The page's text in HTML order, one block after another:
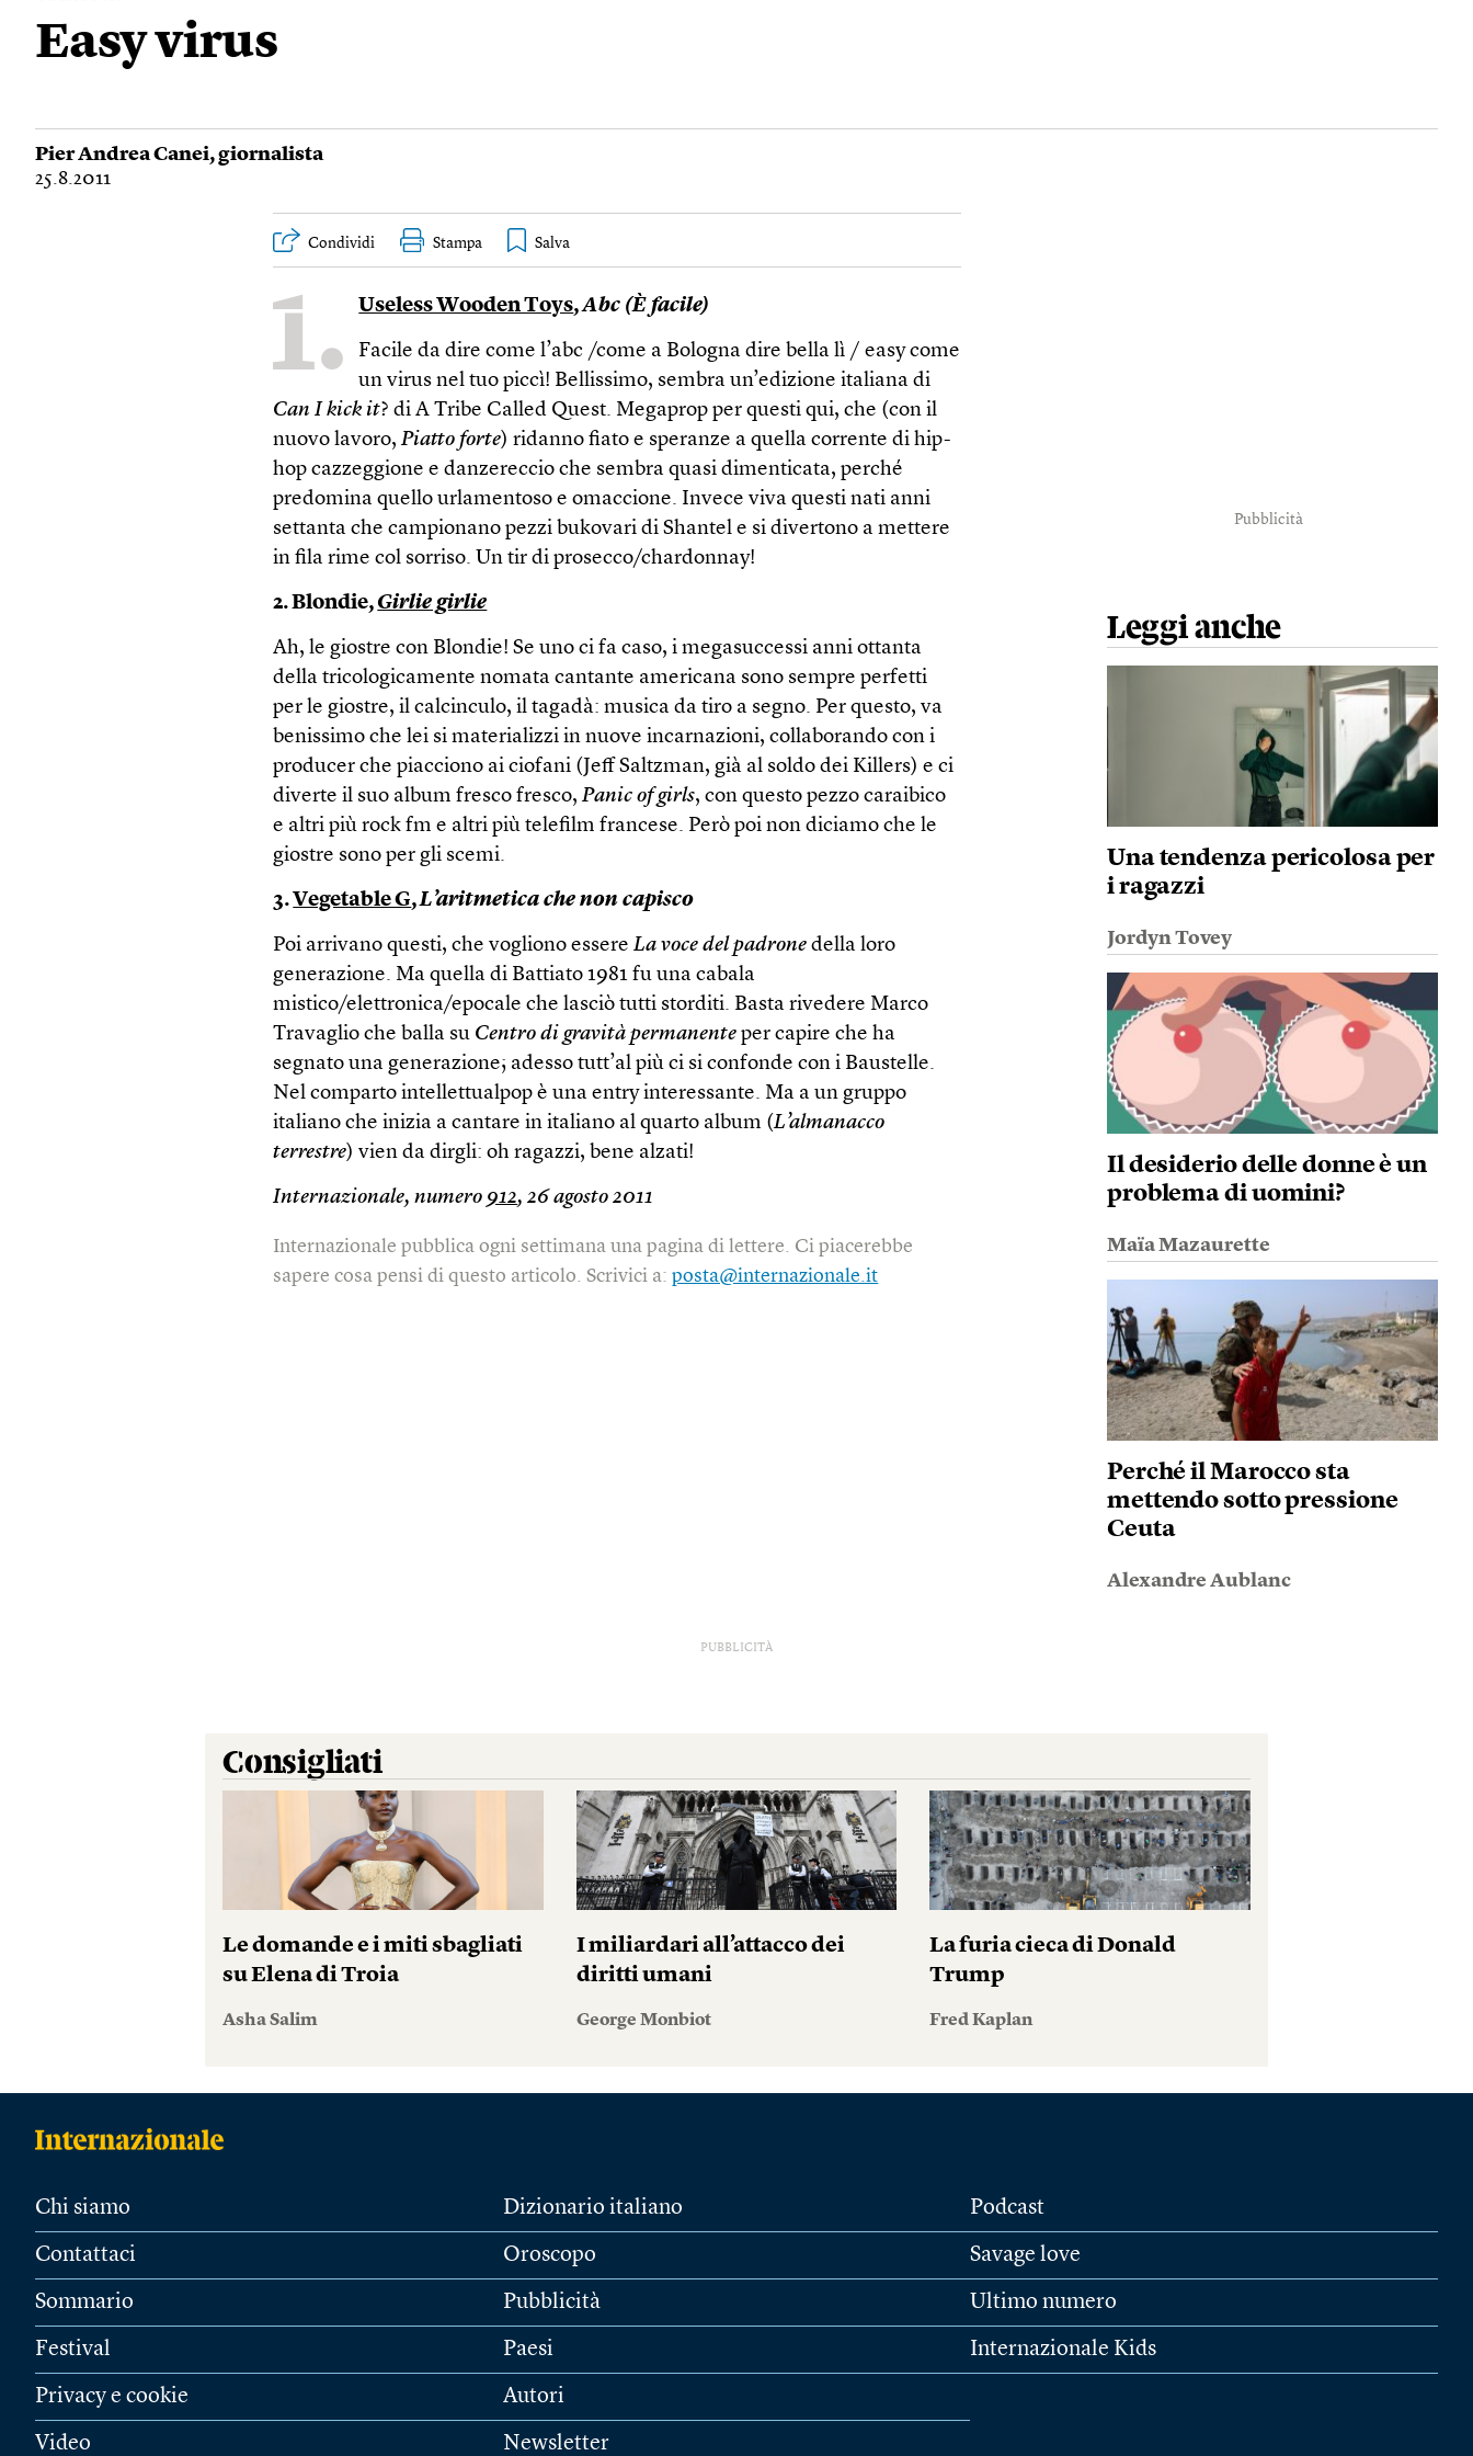
Easy virus
Pier Andrea Canei, giornalista
25.8.2011
Condividi Stampa
1. Useless Wooden Toys,Abc (È facile)
Facile da dire come l’abc /come a Bologna dire bella lì / easy come
un virus nel tuo piccì! Bellissimo, sembra un’edizione italiana di
Can I kick it? di A Tribe Called Quest. Megaprop per questi qui, che (con il
nuovo lavoro,Piatto forte) ridanno fiato e speranze a quella corrente di hip-
hop cazzeggione e danzereccio che sembra quasi dimenticata, perché
predomina quello urlamentoso e omaccione. Invece viva questi nati anni
settanta che campionano pezzi bukovari di Shantel e si divertono a mettere
in fila rime col sorriso. Un tir di prosecco/chardonnay!
2. Blondie, Girlie girlie
Ah, le giostre con Blondie! Se uno ci fa caso, i megasuccessi anni ottanta
della tricologicamente nomata cantante americana sono sempre perfetti
per le giostre, il calcinculo, il tagadà: musica da tiro a segno. Per questo, va
benissimo che lei si materializzi in nuove incarnazioni, collaborando con i
producer che piacciono ai ciofani (Jeff Saltzman, già al soldo dei Killers) e ci
diverte il suo album fresco fresco,Panic of girls, con questo pezzo caraibico
e altri più rock fm e altri più telefilm francese. Però poi non diciamo che le
giostre sono per gli scemi.
3. Vegetable G,L’aritmetica che non capisco
Poi arrivano questi, che vogliono essereLa voce del padrone della loro
generazione. Ma quella di Battiato 1981 fu una cabala
mistico/elettronica/epocale che lasciò tutti storditi. Basta rivedere Marco
Travaglio che balla su Centro di gravità permanente per capire che ha
segnato una generazione; adesso tutt’al più ci si confonde con i Baustelle.
Nel comparto intellettualpop è una entry interessante. Ma a un gruppo
italiano che inizia a cantare in italiano al quarto album (L’almanacco
terrestre) vien da dirgli: oh ragazzi, bene alzati!
Internazionale, numero 912, 26 agosto 2011
Internazionale pubblica ogni settimana una pagina di lettere. Ci piacerebbe
sapere cosa pensi di questo articolo. Scrivici a:posta@internazionale.it
Pubblicità
Leggi anche
Una tendenza pericolosa per
i ragazzi
Jordyn Tovey
Il desiderio delle donne è un
problema di uomini?
Maïa Mazaurette
Perché il Marocco sta
mettendo sotto pressione
Ceuta
Alexandre Aublanc
PUBBLICITÀ
Consigliati
Le domande e i miti sbagliati
su Elena di Troia
Asha Salim
I miliardari all’attacco dei
diritti umani
George Monbiot
La furia cieca di Donald
Trump
Fred Kaplan
Chi siamo
Contattaci
Sommario
Festival
Privacy e cookie
Video
Dizionario italiano
Oroscopo
Pubblicità
Paesi
Autori
Newsletter
Podcast
Savage love
Ultimo numero
Internazionale Kids